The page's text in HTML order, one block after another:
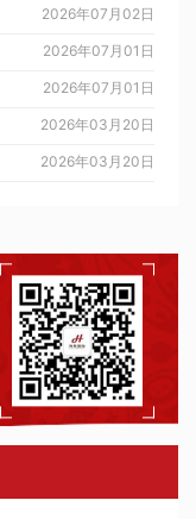
2026年07月02日
2026年07月01日
2026年07月01日
2026年03月20日
2026年03月20日